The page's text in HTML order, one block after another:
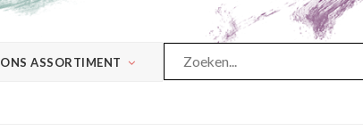
ONS ASSORTIMENT